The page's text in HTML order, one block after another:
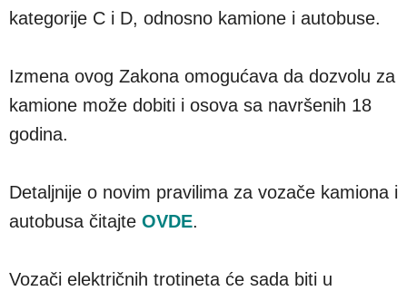
kategorije C i D, odnosno kamione i autobuse.
Izmena ovog Zakona omogućava da dozvolu za
kamione može dobiti i osova sa navršenih 18
godina.
Detaljnije o novim pravilima za vozače kamiona i
autobusa čitajte OVDE.
Vozači električnih trotineta će sada biti u